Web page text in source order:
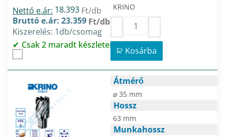
Nettó e.ár: 18.393 Ft/db
Bruttó e.ár: 23.359 Ft/db
Kiszerelés: 1db/csomag
Csak 2 maradt készleten
KRINO
Kosárba
Átmérő
⌀ 35 mm
Hossz
63 mm
Munkahossz